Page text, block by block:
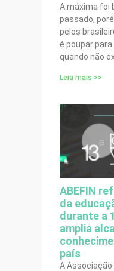
A máxima foi
passado,
pelos
é poupar
quando não
Leia mais >>
ABEFIN
da
durante a
amplia
país
A Associação